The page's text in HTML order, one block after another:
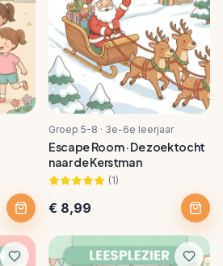
Groep 5-8 · 3e-6e leerjaar
Escape Room · De zoektocht
naar de Kerstman
(1)
€ 8,99